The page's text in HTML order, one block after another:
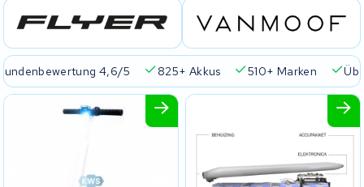
4,6/5 825+ Akkus 510+ Marken